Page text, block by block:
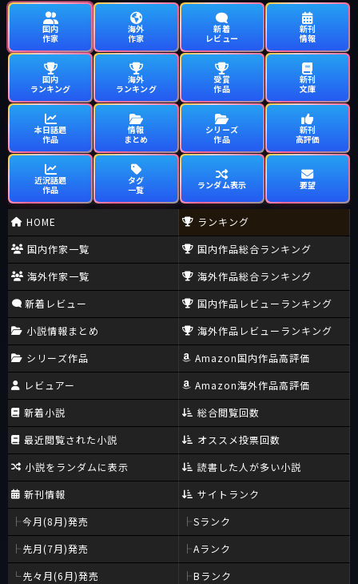
国内
作家
海外
作家
新着
レビュー
新刊
情報
国内
ランキング
海外
ランキング
受賞
作品
新刊
文庫
本日話題
作品
情報
まとめ
シリーズ
作品
新刊
高評価
近況話題
作品
タグ
一覧
ランダム表示 要望
HOME
国内作家一覧
海外作家一覧
新着レビュー
小説情報まとめ
シリーズ作品
レビュアー
新着小説
最近閲覧された小説
小説をランダムに表示
新刊情報
今月(8月)発売
先月(7月)発売
先々月(6月)発売
ランキング
国内作品総合ランキング
海外作品総合ランキング
国内作品レビューランキング
海外作品レビューランキング
Amazon国内作品高評価
Amazon海外作品高評価
総合閲覧回数
オススメ投票回数
読書した人が多い小説
サイトランク
Sランク
Aランク
Bランク